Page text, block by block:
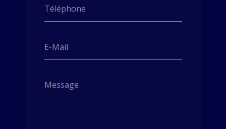
Téléphone
E-Mail
Message